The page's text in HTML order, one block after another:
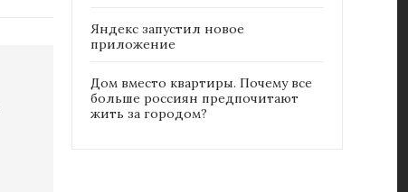
Яндекс запустил новое
приложение
Дом вместо квартиры. Почему все
больше россиян предпочитают
жить за городом?